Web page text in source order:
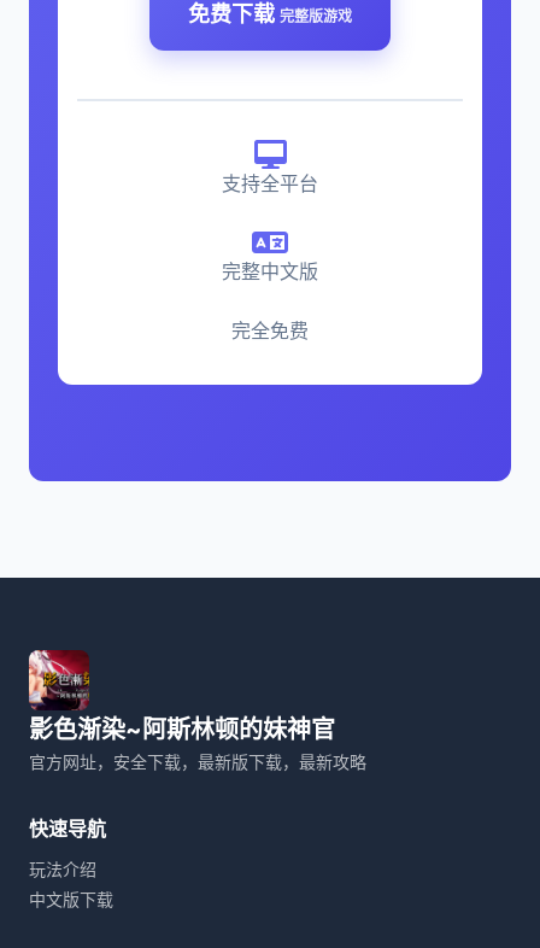
免费下载 完整版游戏
支持全平台
完整中文版
完全免费
影色渐染~阿斯林顿的妹神官
官方网址，安全下载，最新版下载，最新攻略
快速导航
玩法介绍
中文版下载